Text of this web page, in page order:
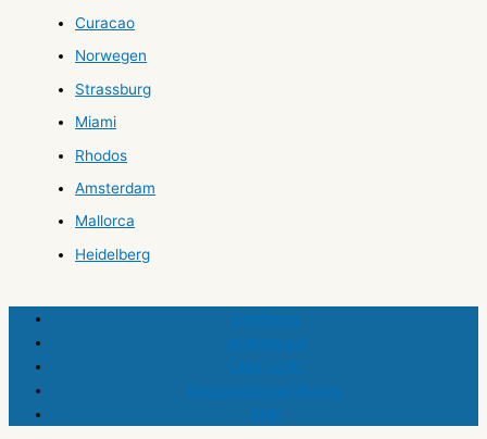
Curacao
Norwegen
Strassburg
Miami
Rhodos
Amsterdam
Mallorca
Heidelberg
Startseite
Impressum
Über mich
Datenschutzerklärung
AGB